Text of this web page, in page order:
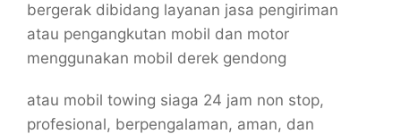
bergerak dibidang layanan jasa pengiriman
atau pengangkutan mobil dan motor
menggunakan mobil derek gendong
atau mobil towing siaga 24 jam non stop,
profesional, berpengalaman, aman, dan